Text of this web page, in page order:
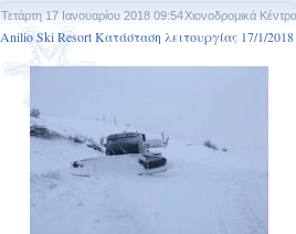
Τετάρτη 17 Ιανουαρίου 2018 09:54Χιονοδρομικά Κέντρα
Anilio Ski Resort Κατάσταση λειτουργίας 17/1/2018